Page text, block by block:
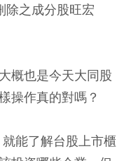
除之成分股旺宏
概也是今天大同股
操作真的對嗎？
能了解台股上市櫃